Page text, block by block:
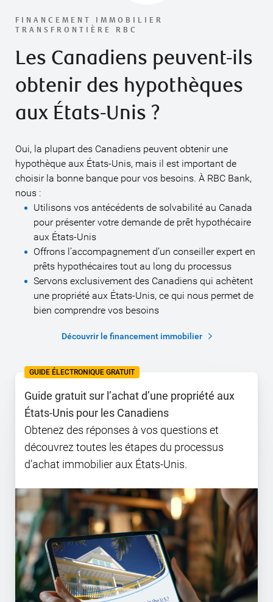
FINANCEMENT IMMOBILIER
TRANSFRONTIÈRE RBC
Les Canadiens peuvent-ils
obtenir des hypothèques
aux États-Unis ?
Oui, la plupart des Canadiens peuvent obtenir une
hypothèque aux États-Unis, mais il est important de
choisir la bonne banque pour vos besoins. À RBC Bank,
nous :
Utilisons vos antécédents de solvabilité au Canada
pour présenter votre demande de prêt hypothécaire
aux États-Unis
Offrons l’accompagnement d’un conseiller expert en
prêts hypothécaires tout au long du processus
Servons exclusivement des Canadiens qui achètent
une propriété aux États-Unis, ce qui nous permet de
bien comprendre vos besoins
Découvrir le financement immobilier
GUIDE ÉLECTRONIQUE GRATUIT
Guide gratuit sur l’achat d’une propriété aux
États-Unis pour les Canadiens
Obtenez des réponses à vos questions et
découvrez toutes les étapes du processus
d’achat immobilier aux États-Unis.